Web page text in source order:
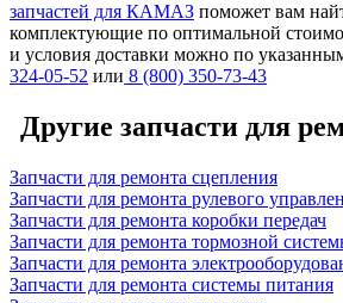
запчастей для КАМАЗ поможет вам
комплектующие по оптимальной
и условия доставки можно по
324-05-52 или 8 (800) 350-73-43
Другие запчасти для
Запчасти для ремонта сцепления
Запчасти для ремонта рулевого
Запчасти для ремонта коробки передач
Запчасти для ремонта тормозной
Запчасти для ремонта
Запчасти для ремонта системы питания